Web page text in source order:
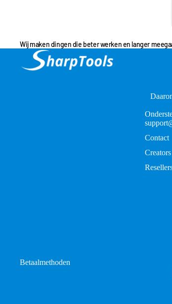
Wij maken dingen die beter werken en langer
Contact
Creators
Betaalmethoden